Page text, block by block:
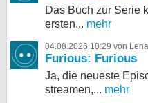
Das Buch zur Serie
ersten... mehr
04.08.2026 10:29 von Lena
Furious: Furious
Ja, die neueste
streamen,... mehr